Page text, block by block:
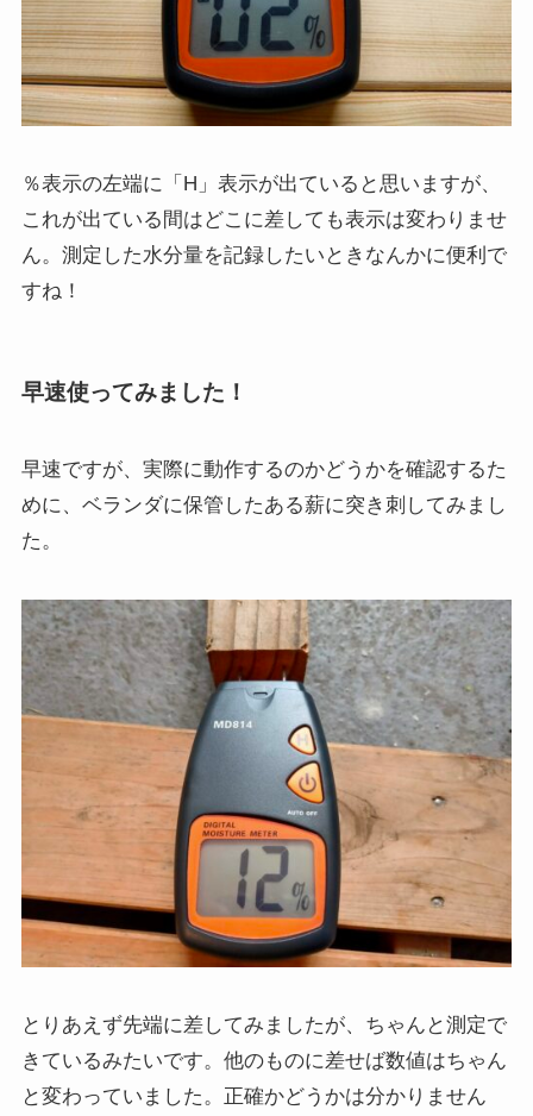
％表示の左端に「H」表示が出ていると思いますが、
これが出ている間はどこに差しても表示は変わりませ
ん。測定した水分量を記録したいときなんかに便利で
すね！
早速使ってみました！
早速ですが、実際に動作するのかどうかを確認するた
めに、ベランダに保管したある薪に突き刺してみまし
た。
とりあえず先端に差してみましたが、ちゃんと測定で
きているみたいです。他のものに差せば数値はちゃん
と変わっていました。正確かどうかは分かりません